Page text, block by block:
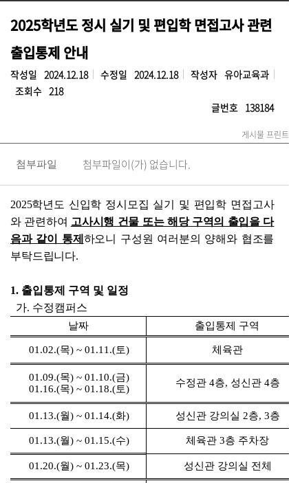
2025학년도 정시 실기 및 편입학 면접고사 관련
출입통제 안내
작성일 2024.12.18 수정일 2024.12.18 작성자 유아교육과
조회수 218
글번호 138184
게시물 프린트
첨부파일 첨부파일이(가) 없습니다.
2025학년도 신입학 정시모집 실기 및 편입학 면접고사
와 관련하여 고사시행 건물 또는 해당 구역의 출입을 다
음과 같이 통제 하오니 구성원 여러분의 양해와 협조를
부탁드립니다.
1. 출입통제 구역 및 일정
가. 수정캠퍼스
날짜 출입통제 구역
01.02.(목) ~ 01.11.(토) 체육관
01.09.(목) ~ 01.10.(금)
01.16.(목) ~ 01.18.(토)
수정관 4층, 성신관 4층
01.13.(월) ~ 01.14.(화) 성신관 강의실 2층, 3층
01.13.(월) ~ 01.15.(수) 체육관 3층 주차장
01.20.(월) ~ 01.23.(목) 성신관 강의실 전체